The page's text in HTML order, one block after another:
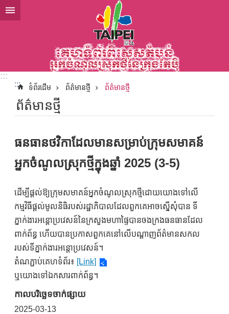
ទៅកាន់មាតិកាប្លុកមាតិកាសំខាន់
:::
:::
ទំព័រដើម ព័ត៌មានថ្មី ព័ត៌មានថ្មី
ព័ត៌មានថ្មី
ធនធានថវិកាដែលមានសម្រាប់ក្រុមសមាគន៍
អ្នកចំណូលស្រុកថ្មីក្នុងឆ្នាំ 2025 (3-5)
ដើម្បីផ្តល់ឱ្យក្រុមសមាគន៍អ្នកចំណូលស្រុកថ្មីដោយយោងទៅលើ
កម្មវិធីផ្តល់មូលនិធិរបស់រដ្ឋាភិបាលដែលពួកគេអាចស្នើសុំបាន ទី
ភ្នាក់ងារអន្តោប្រវេសន៍នៃក្រសួងមហាផ្ទៃបានចងក្រងធនធានដែល
ពាក់ព័ន្ធ ហើយបានប្រកាសពួកគេនៅលើបណ្តាញព័ត៌មានសកល
របស់ទីភ្នាក់ងារអន្តោប្រវេសន៍។
តំណភ្ជាប់គេហទំព័រ៖ [Link]
ឬយោងទៅឯកសារពាក់ព័ន្ធ។
កាលបរិច្ឆេទចាក់ផ្សាយ
2025-03-13